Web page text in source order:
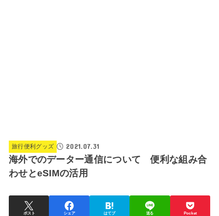
旅行便利グッズ 2021.07.31
海外でのデーター通信について 便利な組み合
わせとeSIMの活用
ポスト シェア はてブ 送る Pocket